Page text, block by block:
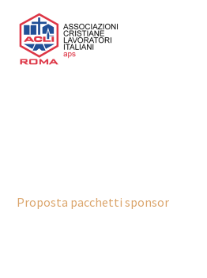
Proposta pacchetti sponsor